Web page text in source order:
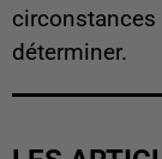
circonstances
déterminer.